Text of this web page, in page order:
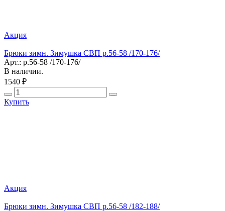
Акция
Брюки зимн. Зимушка СВП р.56-58 /170-176/
Арт.: р.56-58 /170-176/
В наличии.
1540 ₽
Купить
Акция
Брюки зимн. Зимушка СВП р.56-58 /182-188/